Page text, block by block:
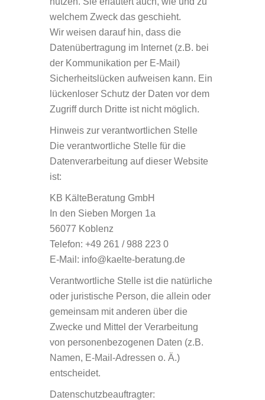
welchem Zweck das geschieht.
Wir weisen darauf hin, dass die
Datenübertragung im Internet (z.B. bei
der Kommunikation per E-Mail)
Sicherheitslücken aufweisen kann. Ein
lückenloser Schutz der Daten vor dem
Zugriff durch Dritte ist nicht möglich.
Hinweis zur verantwortlichen Stelle
Die verantwortliche Stelle für die
Datenverarbeitung auf dieser Website
ist:
KB KälteBeratung GmbH
In den Sieben Morgen 1a
56077 Koblenz
Telefon: +49 261 / 988 223 0
E-Mail: info@kaelte-beratung.de
Verantwortliche Stelle ist die natürliche
oder juristische Person, die allein oder
gemeinsam mit anderen über die
Zwecke und Mittel der Verarbeitung
von personenbezogenen Daten (z.B.
Namen, E-Mail-Adressen o. Ä.)
entscheidet.
Datenschutzbeauftragter: